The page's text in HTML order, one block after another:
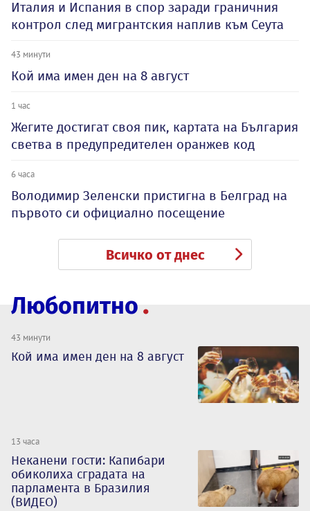
Италия и Испания в спор заради граничния
контрол след мигрантския наплив към Сеута
43 минути
Кой има имен ден на 8 август
1 час
Жегите достигат своя пик, картата на България
светва в предупредителен оранжев код
6 часа
Володимир Зеленски пристигна в Белград на
първото си официално посещение
Всичко от днес
Любопитно
43 минути
Кой има имен ден на 8 август
13 часа
Неканени гости: Капибари
обиколиха сградата на
парламента в Бразилия
(ВИДЕО)